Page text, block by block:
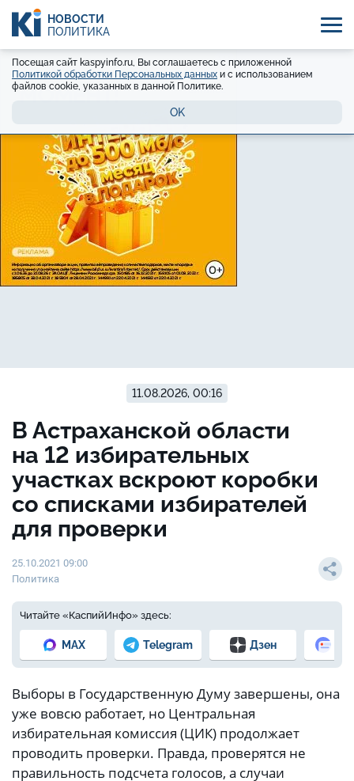
НОВОСТИ
ПОЛИТИКА
Посещая сайт kaspyinfo.ru, Вы соглашаетесь с приложенной
Политикой обработки Персональных данных и с использованием
файлов cookie, указанных в данной Политике.
OK
11.08.2026, 00:16
В Астраханской области
на 12 избирательных
участках вскроют коробки
со списками избирателей
для проверки
25.10.2021 09:00
Политика
Читайте «КаспийИнфо» здесь:
MAX Telegram Дзен
Выборы в Государственную Думу завершены, она
уже вовсю работает, но Центральная
избирательная комиссия (ЦИК) продолжает
проводить проверки. Правда, проверятся не
правильность подсчета голосов, а случаи